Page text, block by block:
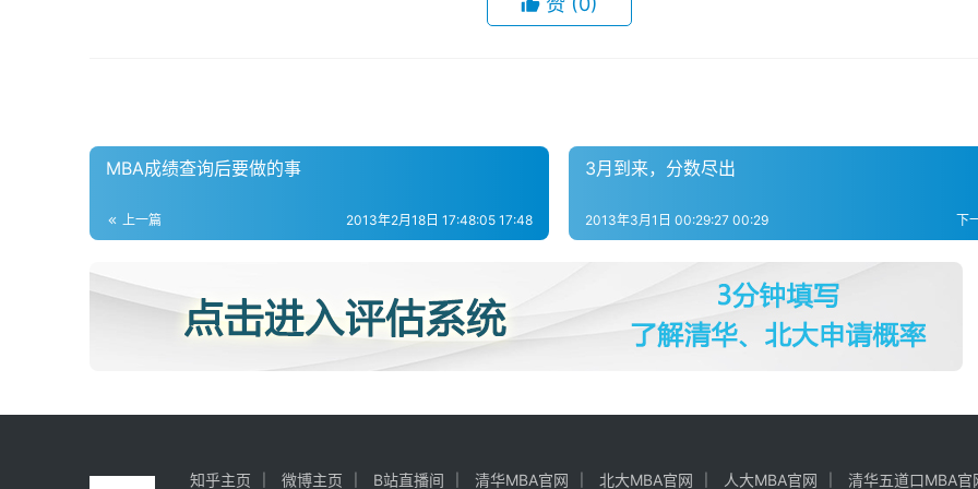
MBA成绩查询后要做的事
上一篇 2013年2月18日 17:48:05 17:48
3月到来，分数尽出
下
2013年3月1日 00:29:27 00:29
知乎主页 微博主页 B站直播间 清华MBA官网 北大MBA官网 人大MBA官网 清华五道口MBA官